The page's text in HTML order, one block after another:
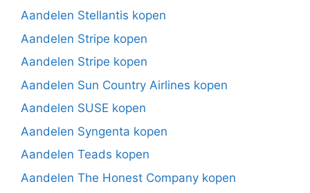
Aandelen Stellantis kopen
Aandelen Stripe kopen
Aandelen Stripe kopen
Aandelen Sun Country Airlines kopen
Aandelen SUSE kopen
Aandelen Syngenta kopen
Aandelen Teads kopen
Aandelen The Honest Company kopen